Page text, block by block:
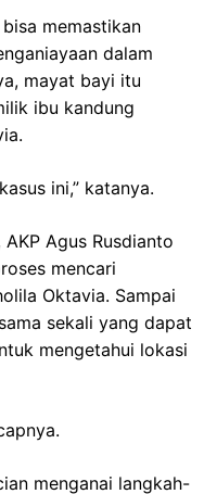
memastikan
dalam
mayat bayi itu
ibu kandung
ini,” katanya.
Agus Rusdianto
mencari
Oktavia. Sampai
sekali yang dapat
mengetahui lokasi
menganai langkah-